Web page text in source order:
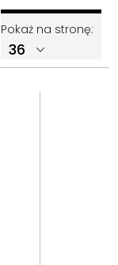
Pokaż na stronę: